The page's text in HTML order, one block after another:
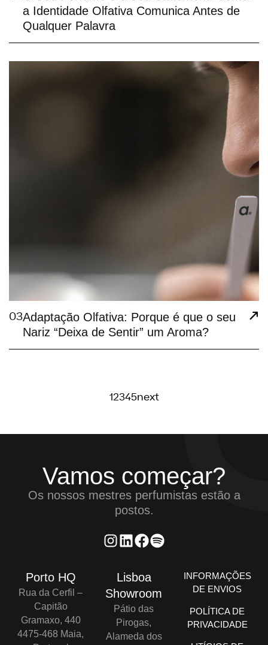
a Identidade Olfativa Comunica Antes de
Qualquer Palavra
03Adaptação Olfativa: Porque é que o seu
Nariz “Deixa de Sentir” um Aroma?
12345next
Vamos começar?
Os nossos mestres perfumistas estão a
postos.
Porto HQ
Rua da Cerfil –
Capitão
Gramaxo, 440
4475-468 Maia,
Lisboa
Showroom
Pátio das
Pirogas,
Alameda dos
INFORMAÇÕES
DE ENVIOS
POLÍTICA DE
PRIVACIDADE